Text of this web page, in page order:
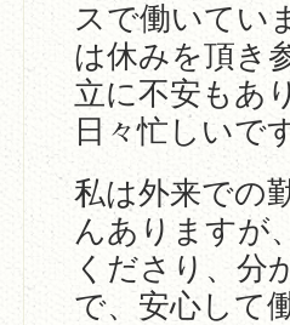
スで働いてい
は休みを頂き
立に不安もあ
日々忙しいで
私は外来での
んありますが
くださり、分
で、安心して